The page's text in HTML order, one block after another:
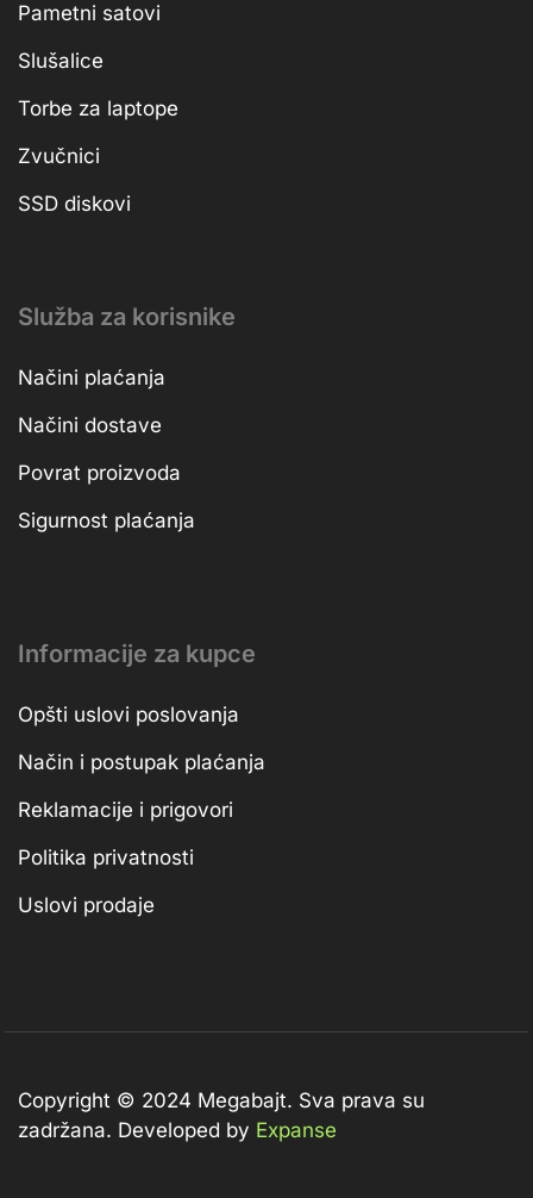
Pametni satovi
Slušalice
Torbe za laptope
Zvučnici
SSD diskovi
Služba za korisnike
Načini plaćanja
Načini dostave
Povrat proizvoda
Sigurnost plaćanja
Informacije za kupce
Opšti uslovi poslovanja
Način i postupak plaćanja
Reklamacije i prigovori
Politika privatnosti
Uslovi prodaje
Copyright © 2024 Megabajt. Sva prava su
zadržana. Developed by Expanse